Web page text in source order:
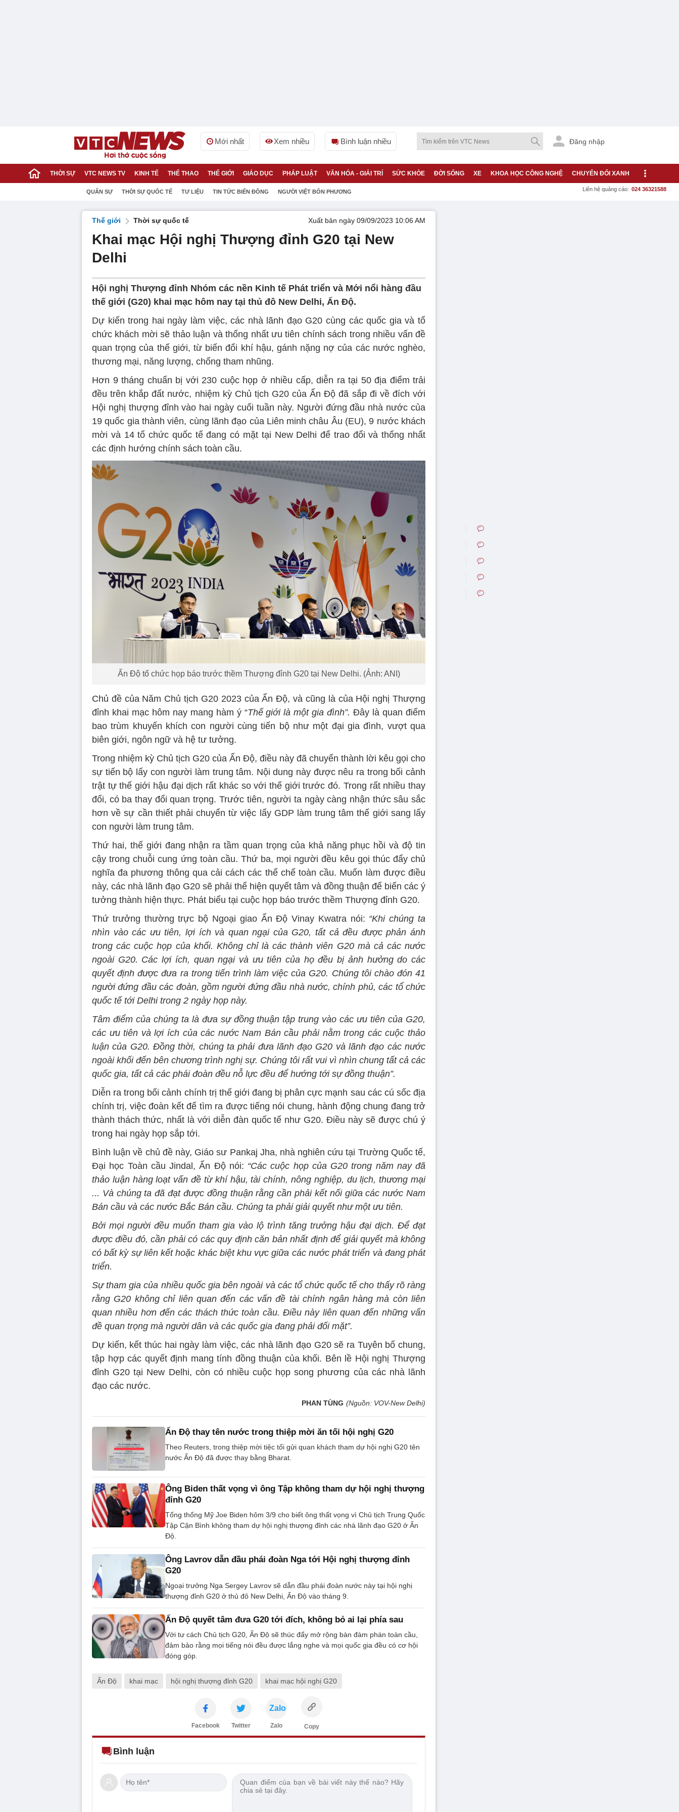
Mới nhất Xem nhiều Bình luận nhiều Đăng nhập
THỜI SỰ VTC NEWS TV KINH TẾ THỂ THAO THẾ GIỚI GIÁO DỤC PHÁP LUẬT VĂN HÓA - GIẢI TRÍ SỨC KHỎE ĐỜI SỐNG XE KHOA HỌC CÔNG NGHỆ CHUYỂN ĐỔI XANH
QUÂN SỰ THỜI SỰ QUỐC TẾ TƯ LIỆU TIN TỨC BIỂN ĐÔNG NGƯỜI VIỆT BỐN PHƯƠNG Liên hệ quảng cáo: 024 36321588
Thế giới Thời sự quốc tế Xuất bản ngày 09/09/2023 10:06 AM
Khai mạc Hội nghị Thượng đỉnh G20 tại New
Delhi
Hội nghị Thượng đỉnh Nhóm các nền Kinh tế Phát triển và Mới nổi hàng đầu
thế giới (G20) khai mạc hôm nay tại thủ đô New Delhi, Ấn Độ.
Dự kiến trong hai ngày làm việc, các nhà lãnh đạo G20 cùng các quốc gia và tổ
chức khách mời sẽ thảo luận và thống nhất ưu tiên chính sách trong nhiều vấn đề
quan trọng của thế giới, từ biến đổi khí hậu, gánh nặng nợ của các nước nghèo,
thương mại, năng lượng, chống tham nhũng.
Hơn 9 tháng chuẩn bị với 230 cuộc họp ở nhiều cấp, diễn ra tại 50 địa điểm trải
đều trên khắp đất nước, nhiệm kỳ Chủ tịch G20 của Ấn Độ đã sắp đi về đích với
Hội nghị thượng đỉnh vào hai ngày cuối tuần này. Người đứng đầu nhà nước của
19 quốc gia thành viên, cùng lãnh đạo của Liên minh châu Âu (EU), 9 nước khách
mời và 14 tổ chức quốc tế đang có mặt tại New Delhi để trao đổi và thống nhất
các định hướng chính sách toàn cầu.
Ấn Độ tổ chức họp báo trước thềm Thượng đỉnh G20 tại New Delhi. (Ảnh: ANI)
Chủ đề của Năm Chủ tịch G20 2023 của Ấn Độ, và cũng là của Hội nghị Thượng
đỉnh khai mạc hôm nay mang hàm ý “Thế giới là một gia đình”. Đây là quan điểm
bao trùm khuyến khích con người cùng tiến bộ như một đại gia đình, vượt qua
biên giới, ngôn ngữ và hệ tư tưởng.
Trong nhiệm kỳ Chủ tịch G20 của Ấn Độ, điều này đã chuyển thành lời kêu gọi cho
sự tiến bộ lấy con người làm trung tâm. Nội dung này được nêu ra trong bối cảnh
trật tự thế giới hậu đại dịch rất khác so với thế giới trước đó. Trong rất nhiều thay
đổi, có ba thay đổi quan trọng. Trước tiên, người ta ngày càng nhận thức sâu sắc
hơn về sự cần thiết phải chuyển từ việc lấy GDP làm trung tâm thế giới sang lấy
con người làm trung tâm.
Thứ hai, thế giới đang nhận ra tầm quan trọng của khả năng phục hồi và độ tin
cậy trong chuỗi cung ứng toàn cầu. Thứ ba, mọi người đều kêu gọi thúc đẩy chủ
nghĩa đa phương thông qua cải cách các thể chế toàn cầu. Muốn làm được điều
này, các nhà lãnh đạo G20 sẽ phải thể hiện quyết tâm và đồng thuận để biến các ý
tưởng thành hiện thực. Phát biểu tại cuộc họp báo trước thềm Thượng đỉnh G20.
Thứ trưởng thường trực bộ Ngoại giao Ấn Độ Vinay Kwatra nói: “Khi chúng ta
nhìn vào các ưu tiên, lợi ích và quan ngại của G20, tất cả đều được phản ánh
trong các cuộc họp của khối. Không chỉ là các thành viên G20 mà cả các nước
ngoài G20. Các lợi ích, quan ngại và ưu tiên của họ đều bị ảnh hưởng do các
quyết định được đưa ra trong tiến trình làm việc của G20. Chúng tôi chào đón 41
người đứng đầu các đoàn, gồm người đứng đầu nhà nước, chính phủ, các tổ chức
quốc tế tới Delhi trong 2 ngày họp này.
Tâm điểm của chúng ta là đưa sự đồng thuận tập trung vào các ưu tiên của G20,
các ưu tiên và lợi ích của các nước Nam Bán cầu phải nằm trong các cuộc thảo
luận của G20. Đồng thời, chúng ta phải đưa lãnh đạo G20 và lãnh đạo các nước
ngoài khối đến bên chương trình nghị sự. Chúng tôi rất vui vì nhìn chung tất cả các
quốc gia, tất cả các phái đoàn đều nỗ lực đều để hướng tới sự đồng thuận”.
Diễn ra trong bối cảnh chính trị thế giới đang bị phân cực mạnh sau các cú sốc địa
chính trị, việc đoàn kết để tìm ra được tiếng nói chung, hành động chung đang trở
thành thách thức, nhất là với diễn đàn quốc tế như G20. Điều này sẽ được chú ý
trong hai ngày họp sắp tới.
Bình luận về chủ đề này, Giáo sư Pankaj Jha, nhà nghiên cứu tại Trường Quốc tế,
Đại học Toàn cầu Jindal, Ấn Độ nói: “Các cuộc họp của G20 trong năm nay đã
thảo luận hàng loạt vấn đề từ khí hậu, tài chính, nông nghiệp, du lịch, thương mại
... Và chúng ta đã đạt được đồng thuận rằng cần phải kết nối giữa các nước Nam
Bán cầu và các nước Bắc Bán cầu. Chúng ta phải giải quyết như một ưu tiên.
Bởi mọi người đều muốn tham gia vào lộ trình tăng trưởng hậu đại dịch. Để đạt
được điều đó, cần phải có các quy định căn bản nhất định để giải quyết mà không
có bất kỳ sự liên kết hoặc khác biệt khu vực giữa các nước phát triển và đang phát
triển.
Sự tham gia của nhiều quốc gia bên ngoài và các tổ chức quốc tế cho thấy rõ ràng
rằng G20 không chỉ liên quan đến các vấn đề tài chính ngân hàng mà còn liên
quan nhiều hơn đến các thách thức toàn cầu. Điều này liên quan đến những vấn
đề quan trọng mà người dân và các quốc gia đang phải đối mặt”.
Dự kiến, kết thúc hai ngày làm việc, các nhà lãnh đạo G20 sẽ ra Tuyên bố chung,
tập hợp các quyết định mang tính đồng thuận của khối. Bên lề Hội nghị Thượng
đỉnh G20 tại New Delhi, còn có nhiều cuộc họp song phương của các nhà lãnh
đạo các nước.
PHAN TÙNG (Nguồn: VOV-New Delhi)
Ấn Độ thay tên nước trong thiệp mời ăn tối hội nghị G20
Theo Reuters, trong thiệp mời tiệc tối gửi quan khách tham dự hội nghị G20 tên
nước Ấn Độ đã được thay bằng Bharat.
Ông Biden thất vọng vì ông Tập không tham dự hội nghị thượng
đỉnh G20
Tổng thống Mỹ Joe Biden hôm 3/9 cho biết ông thất vọng vì Chủ tịch Trung Quốc
Tập Cận Bình không tham dự hội nghị thượng đỉnh các nhà lãnh đạo G20 ở Ấn
Độ.
Ông Lavrov dẫn đầu phái đoàn Nga tới Hội nghị thượng đỉnh
G20
Ngoại trưởng Nga Sergey Lavrov sẽ dẫn đầu phái đoàn nước này tại hội nghị
thượng đỉnh G20 ở thủ đô New Delhi, Ấn Độ vào tháng 9.
Ấn Độ quyết tâm đưa G20 tới đích, không bỏ ai lại phía sau
Với tư cách Chủ tịch G20, Ấn Độ sẽ thúc đẩy mở rộng bàn đàm phán toàn cầu,
đảm bảo rằng mọi tiếng nói đều được lắng nghe và mọi quốc gia đều có cơ hội
đóng góp.
Ấn Độ khai mạc hội nghị thượng đỉnh G20 khai mạc hội nghị G20
Facebook Twitter
Zalo
Zalo Copy
Bình luận